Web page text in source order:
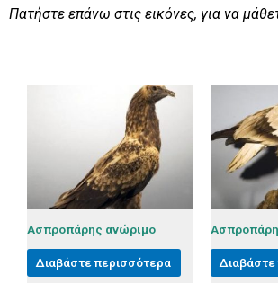
Πατήστε επάνω στις εικόνες, για να
Ασπροπάρης ανώριμο
Διαβάστε περισσότερα